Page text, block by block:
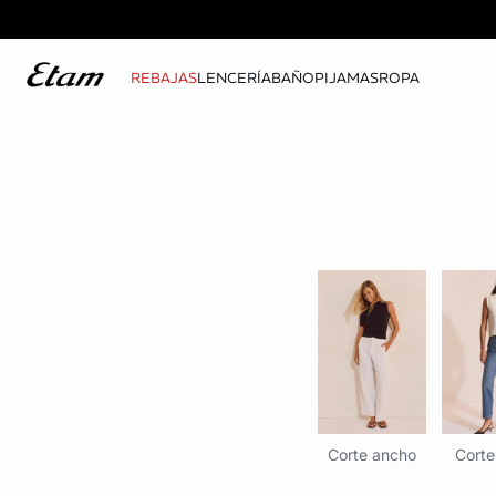
REBAJASLENCERÍABAÑOPIJAMASROPA
Corte ancho